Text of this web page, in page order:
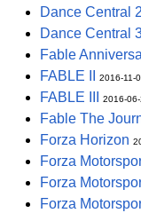
Dance Central 2
Dance Central
Fable
FABLE II 2016-11-
FABLE III 2016-
Fable The
Forza Horizon
Forza
Forza
Forza